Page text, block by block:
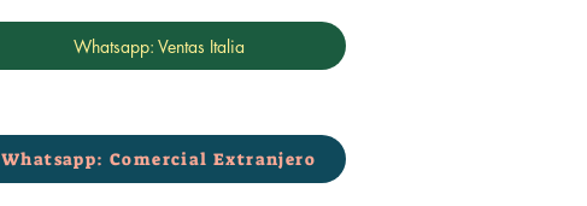
Whatsapp: Ventas Italia
Whatsapp: Comercial Extranjero